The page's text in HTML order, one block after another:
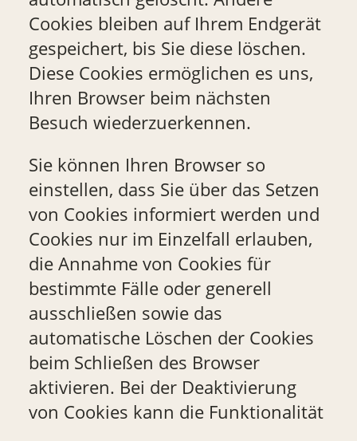
Cookies bleiben auf Ihrem Endgerät
gespeichert, bis Sie diese löschen.
Diese Cookies ermöglichen es uns,
Ihren Browser beim nächsten
Besuch wiederzuerkennen.
Sie können Ihren Browser so
einstellen, dass Sie über das Setzen
von Cookies informiert werden und
Cookies nur im Einzelfall erlauben,
die Annahme von Cookies für
bestimmte Fälle oder generell
ausschließen sowie das
automatische Löschen der Cookies
beim Schließen des Browser
aktivieren. Bei der Deaktivierung
von Cookies kann die Funktionalität